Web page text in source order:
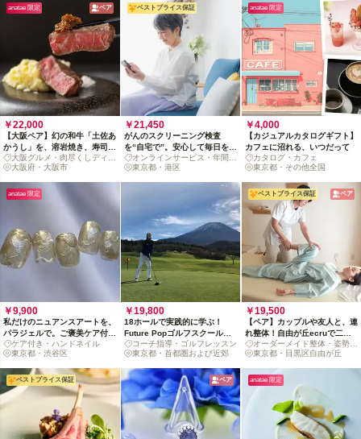
anatae 限定 ペア
￥22,000
【大阪ペア】幻の和牛「土佐あ
かうし」を、溶岩焼き、寿司、
パスタで味わう上等ディナー
*1名様/3名様以上は別ページあ
り
大阪グルメ・肉尽くしディナ
ー
大阪府・大阪市
ベストプライス保証
￥21,450
がんのスクリーニング検査
を“自宅で”。安心して毎日を過
ごすために定期チェックを
オンラインサービス・年間サ
ポート
東京都・港区
anatae 限定
￥4,000
【カジュアルカタログギフト】
カフェに沼れる、いつだって
カタログ・カフェ
東京都・その他全国
anatae 限定
￥9,900
私だけのニュアンスアートを、
パラジェルで。ご褒美ケア付ネ
イル体験
ケア付き・ハンドネイル
東京都・渋谷区
￥19,800
18ホールで実践的に学ぶ！
Future Popゴルフスクールの
コーチ帯同秘密特訓
コーチ指導・ゴルフレッスン
東京都・首都圏および近郊
ベストプライス保証 ペア
￥19,500
【ペア】カップルや友人と、連
れ整体！自由が丘ecruで二人
のリセットケア
オーダーメイド整体・姿勢改
善
東京都・目黒区自由が丘
ベストプライス保証 ペア anatae 限定